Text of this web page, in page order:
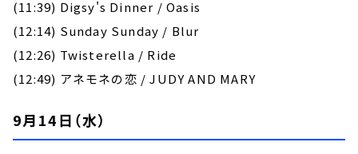
(11:39) Digsy's Dinner / Oasis
(12:14) Sunday Sunday / Blur
(12:26) Twisterella / Ride
(12:49) アネモネの恋 / JUDY AND MARY
9月14日（水）